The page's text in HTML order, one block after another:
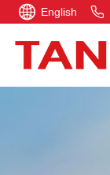
English